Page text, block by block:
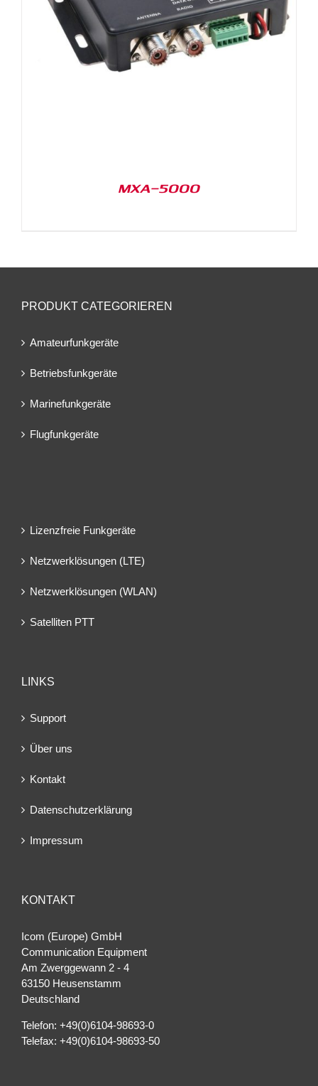
MXA-5000
PRODUKT CATEGORIEREN
Amateurfunkgeräte
Betriebsfunkgeräte
Marinefunkgeräte
Flugfunkgeräte
Lizenzfreie Funkgeräte
Netzwerklösungen (LTE)
Netzwerklösungen (WLAN)
Satelliten PTT
LINKS
Support
Über uns
Kontakt
Datenschutzerklärung
Impressum
KONTAKT
Icom (Europe) GmbH
Communication Equipment
Am Zwerggewann 2 ‐ 4
63150 Heusenstamm
Deutschland
Telefon: +49(0)6104-98693-0
Telefax: +49(0)6104-98693-50